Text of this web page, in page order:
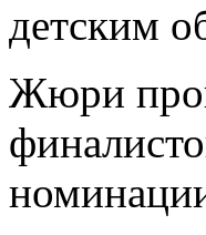
детским
Жюри